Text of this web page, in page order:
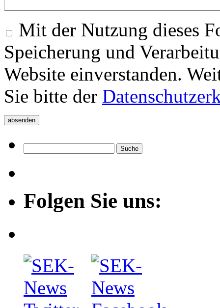
Mit der Nutzung dieses
Speicherung und
Website einverstanden.
Sie bitte der
Folgen Sie uns: